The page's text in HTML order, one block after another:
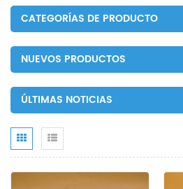
CATEGORÍAS DE PRODUCTO
NUEVOS PRODUCTOS
ÚLTIMAS NOTICIAS